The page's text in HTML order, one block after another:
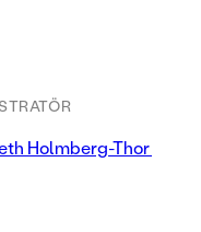
Holmberg-Thor